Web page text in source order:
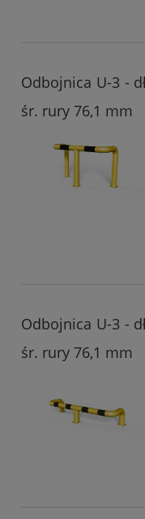
Odbojnica U-3 -
śr. rury 76,1 mm
Odbojnica U-3 -
śr. rury 76,1 mm